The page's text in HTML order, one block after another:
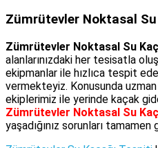
Zümrütevler Noktasal
Zümrütevler Noktasal Su
alanlarınızdaki her tesisatla
ekipmanlar ile hızlıca tespit
vermekteyiz. Konusunda
ekiplerimiz ile yerinde kaçak
Zümrütevler Noktasal Su
yaşadığınız sorunları tamamen